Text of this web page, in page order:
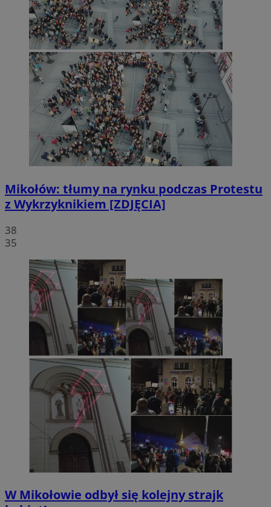
Mikołów: tłumy na rynku podczas Protestu
z Wykrzyknikiem [ZDJĘCIA]
38
35
W Mikołowie odbył się kolejny strajk